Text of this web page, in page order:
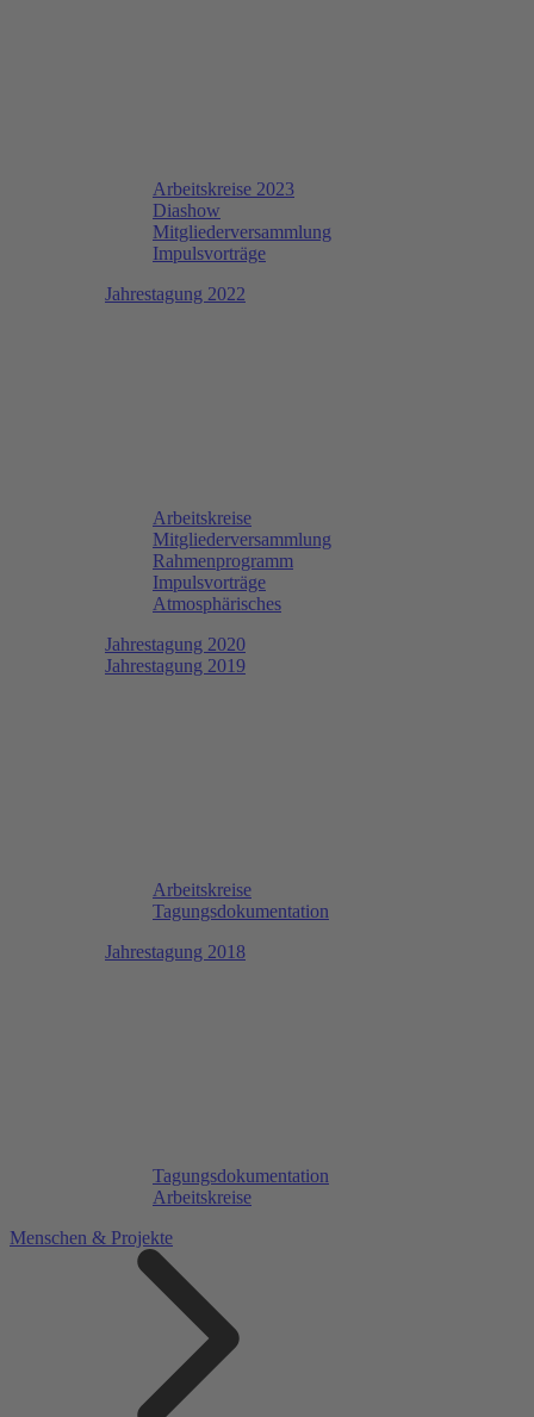
Arbeitskreise 2023
Diashow
Mitgliederversammlung
Impulsvorträge
Jahrestagung 2022
Arbeitskreise
Mitgliederversammlung
Rahmenprogramm
Impulsvorträge
Atmosphärisches
Jahrestagung 2020
Jahrestagung 2019
Arbeitskreise
Tagungsdokumentation
Jahrestagung 2018
Tagungsdokumentation
Arbeitskreise
Menschen & Projekte